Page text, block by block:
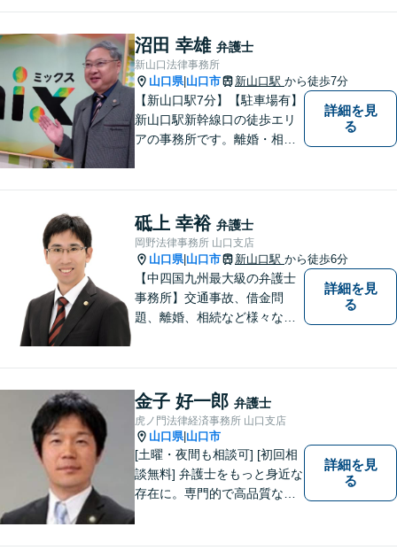
方はお気軽にご相談くださ
い。
沼田 幸雄 弁護士
新山口法律事務所
山口県| 山口市 新山口駅 から徒歩7分
【新山口駅7分】【駐車場有】
新山口駅新幹線口の徒歩エリ
アの事務所です。離婚・相続
になることがあれば、おたず
ねください。
詳細を見
る
砥上 幸裕 弁護士
岡野法律事務所 山口支店
山口県| 山口市 新山口駅 から徒歩6分
【中四国九州最大級の弁護士
事務所】交通事故、借金問
題、離婚、相続など様々な問
い！
詳細を見
る
金子 好一郎 弁護士
虎ノ門法律経済事務所 山口支店
山口県| 山口市
[土曜・夜間も相談可] [初回相
談無料] 弁護士をもっと身近な
存在に。専門的で高品質なリ
詳細を見
る